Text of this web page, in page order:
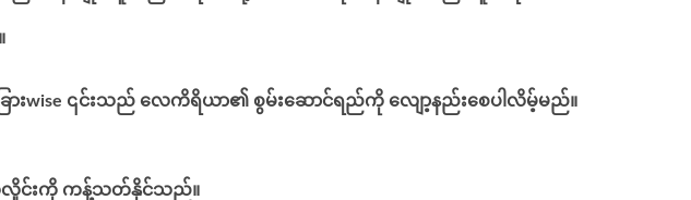
wise ၎င်းသည် လေကိရိယာ၏ စွမ်းဆောင်ရည်ကို လျော့နည်းစေပါလိမ့်မည်။
လှိုင်းကို ကန့်သတ်နိုင်သည်။